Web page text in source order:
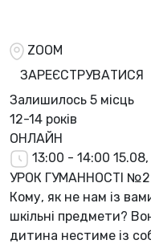
ZOOM
ЗАРЕЄСТРУВАТИСЯ
Залишилось 5 місць
12-14 років
ОНЛАЙН
13:00 - 14:00
УРОК ГУМАННОСТІ №2
Кому, як не нам із
шкільні предмети?
дитина нестиме із